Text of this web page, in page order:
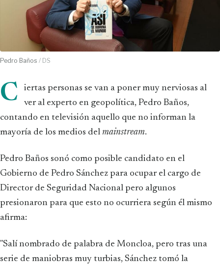
Pedro Baños / DS
C
iertas personas se van a poner muy nerviosas al
ver al experto en geopolítica, Pedro Baños,
contando en televisión aquello que no informan la
mayoría de los medios del mainstream.
Pedro Baños sonó como posible candidato en el
Gobierno de Pedro Sánchez para ocupar el cargo de
Director de Seguridad Nacional pero algunos
presionaron para que esto no ocurriera según él mismo
afirma:
"Salí nombrado de palabra de Moncloa, pero tras una
serie de maniobras muy turbias, Sánchez tomó la